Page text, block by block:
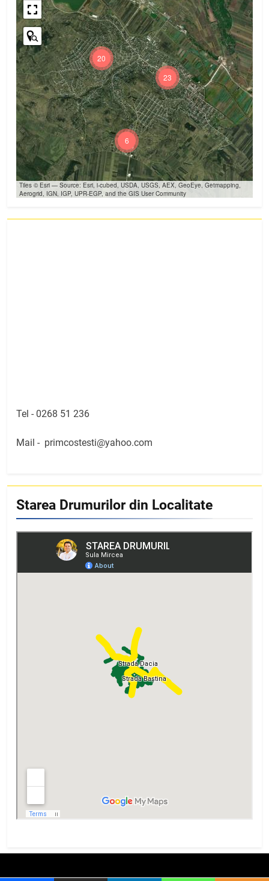
23
20
6
Tiles © Esri — Source: Esri, i-cubed, USDA, USGS, AEX, GeoEye, Getmapping,
Aerogrid, IGN, IGP, UPR-EGP, and the GIS User Community
Tel - 0268 51 236
Mail - primcostesti@yahoo.com
Starea Drumurilor din Localitate